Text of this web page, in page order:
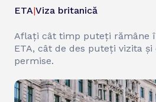
ETA|Viza britanică
Aflați cât timp puteți rămâne
ETA, cât de des puteți vizita
permise.